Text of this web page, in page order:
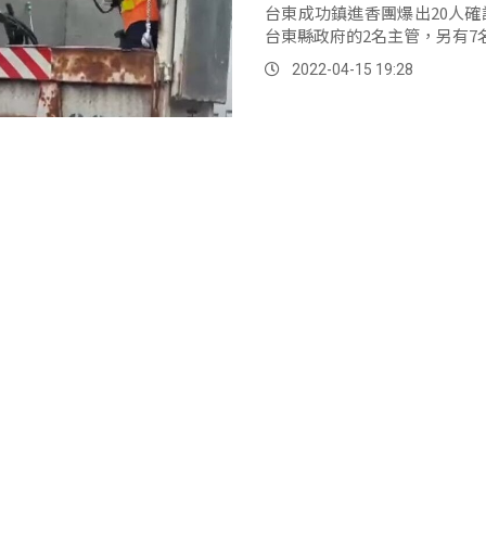
台東成功鎮進香團爆出20人
台東縣政府的2名主管，另有7
2022-04-15 19:28